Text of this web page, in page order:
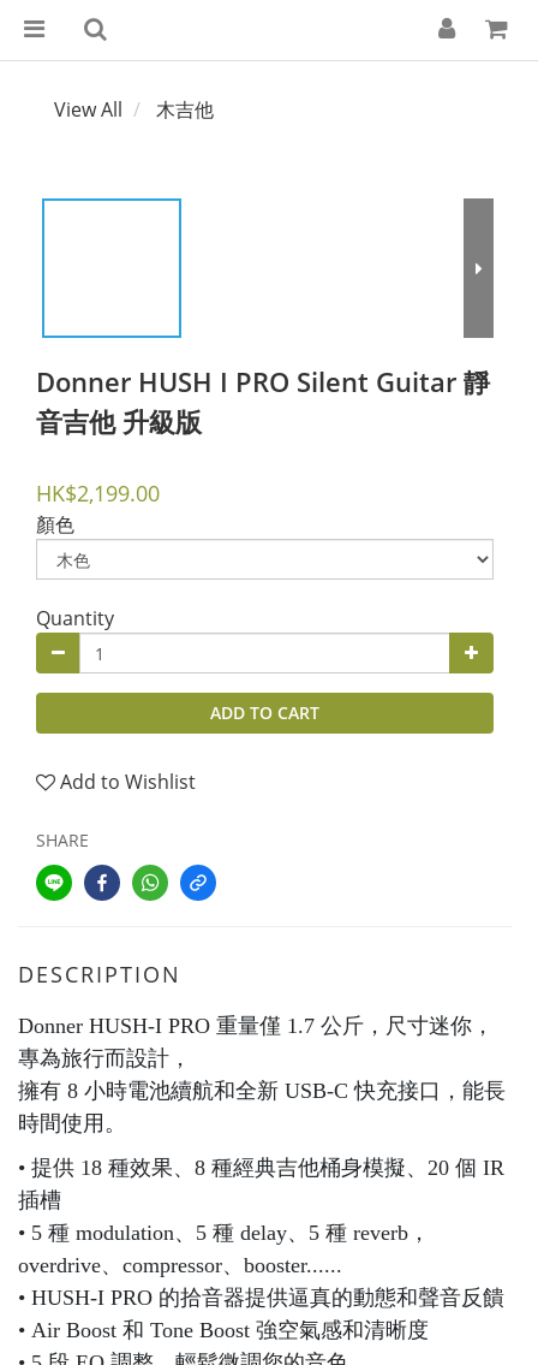
View All 木吉他
Donner HUSH I PRO Silent Guitar 靜
音吉他 升級版
HK$2,199.00
顏色
Quantity
ADD TO CART
Add to Wishlist
SHARE
DESCRIPTION
Donner HUSH-I PRO 重量僅 1.7 公斤，尺寸迷你，
專為旅行而設計，
擁有 8 小時電池續航和全新 USB-C 快充接口，能長
時間使用。
• 提供 18 種效果、8 種經典吉他桶身模擬、20 個 IR
插槽
• 5 種 modulation、5 種 delay、5 種 reverb，
overdrive、compressor、booster......
• HUSH-I PRO 的拾音器提供逼真的動態和聲音反饋
• Air Boost 和 Tone Boost 強空氣感和清晰度